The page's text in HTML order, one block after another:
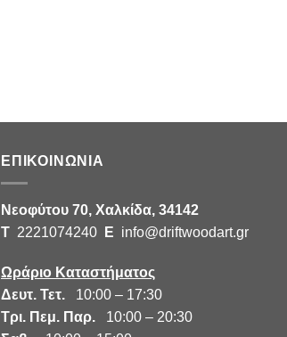
ΕΠΙΚΟΙΝΩΝΙΑ
Νεοφύτου 70, Χαλκίδα, 34142
Τ 2221074240 E info@driftwoodart.gr
Ωράριο Καταστήματος
Δευτ. Τετ. 10:00 – 17:30
Τρι. Πεμ. Παρ. 10:00 – 20:30